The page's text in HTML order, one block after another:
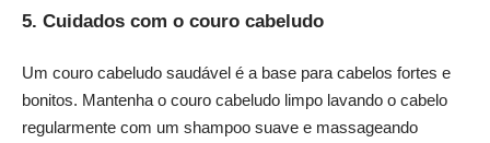
5. Cuidados com o couro cabeludo
Um couro cabeludo saudável é a base para cabelos fortes e
bonitos. Mantenha o couro cabeludo limpo lavando o cabelo
regularmente com um shampoo suave e massageando